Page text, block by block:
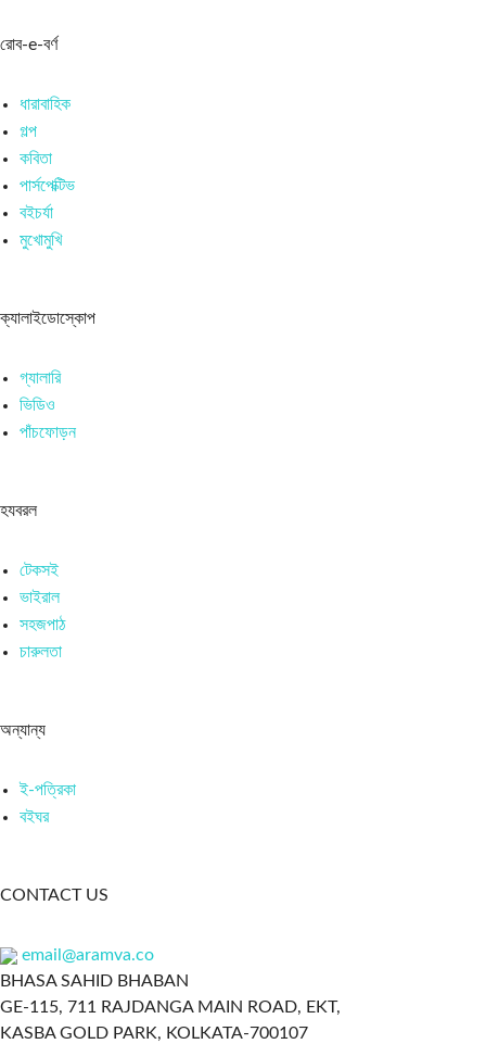
রোব-e-বর্ণ
ধারাবাহিক
গল্প
কবিতা
পার্সপেক্টিভ
বইচর্যা
মুখোমুখি
ক্যালাইডোস্কোপ
গ্যালারি
ভিডিও
পাঁচফোড়ন
হযবরল
টেকসই
ভাইরাল
সহজপাঠ
চারুলতা
অন্যান্য
ই-পত্রিকা
বইঘর
CONTACT US
email@aramva.co
BHASA SAHID BHABAN
GE-115, 711 RAJDANGA MAIN ROAD, EKT,
KASBA GOLD PARK, KOLKATA-700107